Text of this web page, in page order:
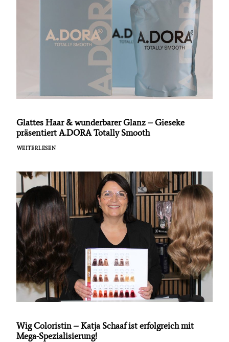
Glattes Haar & wunderbarer Glanz – Gieseke
präsentiert A.DORA Totally Smooth
WEITERLESEN
Wig Coloristin – Katja Schaaf ist erfolgreich mit
Mega-Spezialisierung!